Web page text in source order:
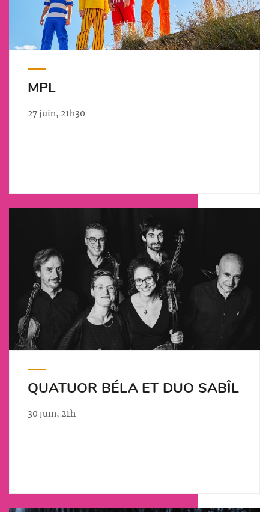
MPL
27 juin, 21h30
QUATUOR BÉLA ET DUO SABÎL
30 juin, 21h